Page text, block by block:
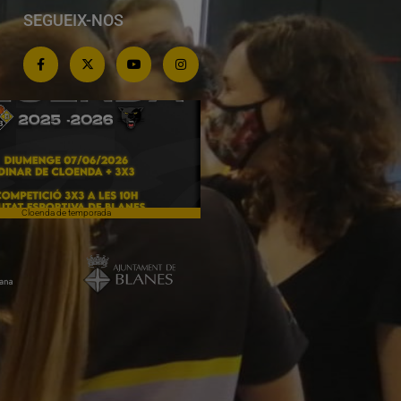
SEGUEIX-NOS
Cloenda de temporada